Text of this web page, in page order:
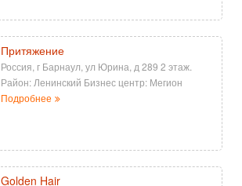
Притяжение
Россия, г Барнаул, ул Юрина, д 289 2 этаж.
Район: Ленинский Бизнес центр: Мегион
Подробнее
Golden Hair